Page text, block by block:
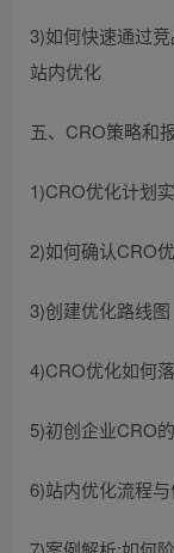
3)如何快速通过
站内优化
五、CRO策略和
1)CRO优化计划
2)如何确认CRO
3)创建优化路线图
4)CRO优化如何
5)初创企业CRO
6)站内优化流程